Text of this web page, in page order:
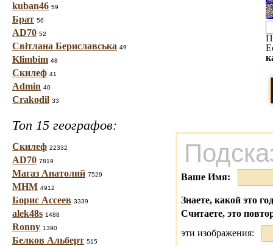
kuban46 59
Брат 56
AD70 52
Світлана Бериславська 49
Klimbim 48
Скилеф 41
Admin 40
Crakodil 33
Топ 15 географов:
Скилеф 22332
AD70 7819
Магаз Анатолий 7529
МНМ 4912
Борис Ассеев 3339
alek48s 1488
Ronny 1390
Белков Альберт 515
Ваше Имя:
Знаете, какой это
Считаете, это
эти изображения: